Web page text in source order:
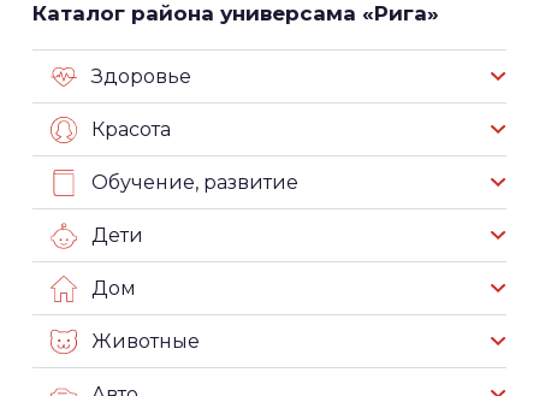
Каталог района универсама «Рига»
Здоровье
Красота
Обучение, развитие
Дети
Дом
Животные